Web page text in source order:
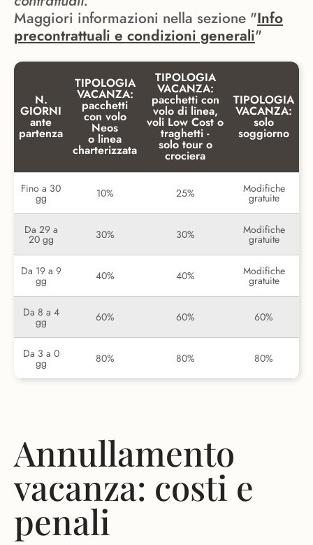
Maggiori informazioni nella sezione "Info
precontrattuali e condizioni generali"
N.
GIORNI
ante
partenza
TIPOLOGIA
VACANZA:
pacchetti
con volo
Neos
o linea
charterizzata
TIPOLOGIA
VACANZA:
pacchetti con
volo di linea,
voli Low Cost o
traghetti -
solo tour o
crociera
TIPOLOGIA
VACANZA:
solo
soggiorno
Fino a 30
gg 10% 25% Modifiche
gratuite
Da 29 a
20 gg 30% 30% Modifiche
gratuite
Da 19 a 9
gg 40% 40% Modifiche
gratuite
Da 8 a 4
gg 60% 60% 60%
Da 3 a 0
gg 80% 80% 80%
Annullamento
vacanza: costi e
penali